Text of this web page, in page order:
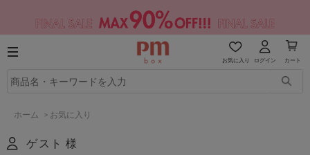
お気に入り ログイン カート
ホーム > お気に入り
ゲスト 様